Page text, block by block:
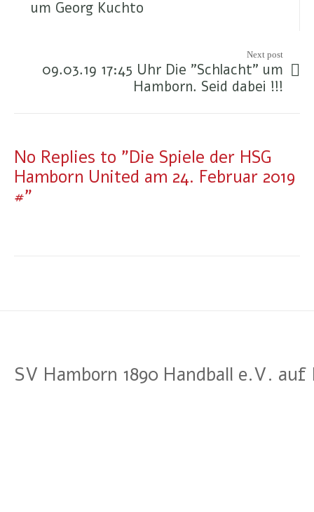
um Georg Kuchto
Next post
09.03.19 17:45 Uhr Die "Schlacht" um
Hamborn. Seid dabei !!!
No Replies to "Die Spiele der HSG
Hamborn United am 24. Februar 2019
#"
SV Hamborn 1890 Handball e.V.